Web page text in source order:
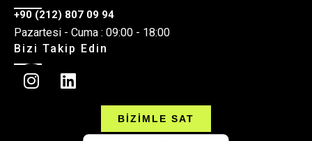
+90 (212) 807 09 94
Pazartesi - Cuma : 09:00 - 18:00
Bizi Takip Edin
BİZİMLE SAT